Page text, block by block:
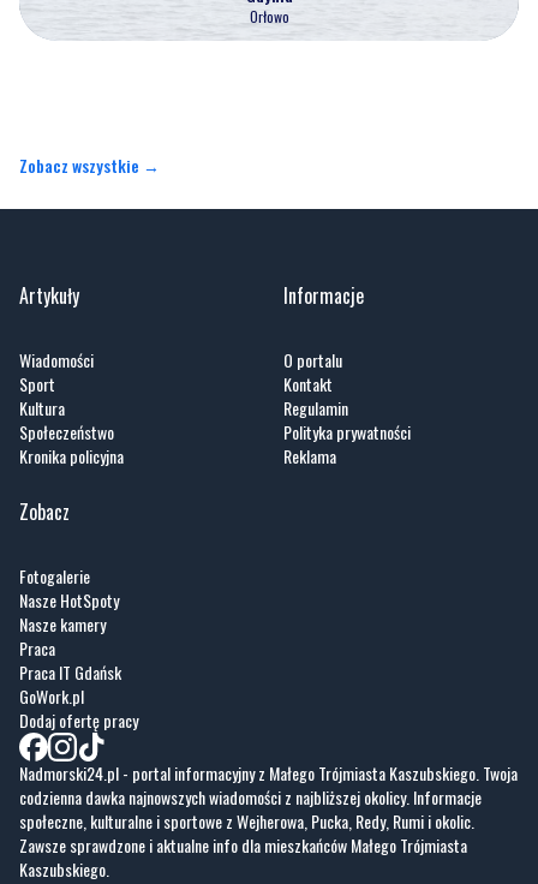
Orłowo
Zobacz wszystkie →
Artykuły
Wiadomości
Sport
Kultura
Społeczeństwo
Kronika policyjna
Informacje
O portalu
Kontakt
Regulamin
Polityka prywatności
Reklama
Zobacz
Fotogalerie
Nasze HotSpoty
Nasze kamery
Praca
Praca IT Gdańsk
GoWork.pl
Dodaj ofertę pracy
Nadmorski24.pl - portal informacyjny z Małego Trójmiasta Kaszubskiego. Twoja
codzienna dawka najnowszych wiadomości z najbliższej okolicy. Informacje
społeczne, kulturalne i sportowe z Wejherowa, Pucka, Redy, Rumi i okolic.
Zawsze sprawdzone i aktualne info dla mieszkańców Małego Trójmiasta
Kaszubskiego.